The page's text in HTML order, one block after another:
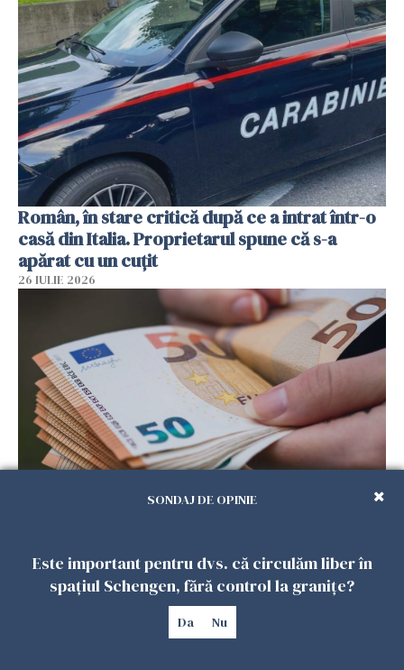
Român, în stare critică după ce a intrat într-o
casă din Italia. Proprietarul spune că s-a
apărat cu un cuțit
26 IULIE 2026
Menajere și îngrijitori, în vizorul Fiscului din
26 IULIE 2026
SONDAJ DE OPINIE
Este important pentru dvs. că circulăm liber în
spațiul Schengen, fără control la granițe?
Da Nu